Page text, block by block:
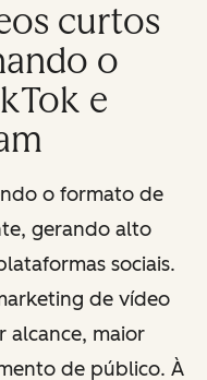
curtos
o
e
o formato de
gerando alto
sociais.
de vídeo
alcance, maior
de público. À